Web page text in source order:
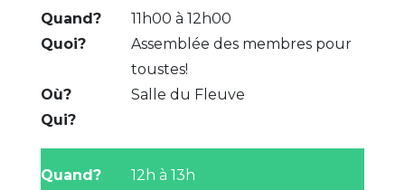
11h00 à 12h00
Assemblée des membres pour
toustes!
Salle du Fleuve
12h à 13h